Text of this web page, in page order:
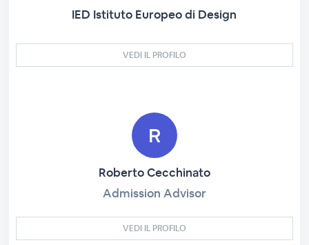
IED Istituto Europeo di Design
VEDI IL PROFILO
Roberto Cecchinato
Admission Advisor
VEDI IL PROFILO